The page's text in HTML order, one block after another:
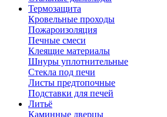
Термозащита
Кровельные проходы
Пожароизоляция
Печные смеси
Клеящие материалы
Шнуры уплотнительные
Стекла под печи
Листы предтопочные
Подставки для печей
Литьё
Каминные дверцы